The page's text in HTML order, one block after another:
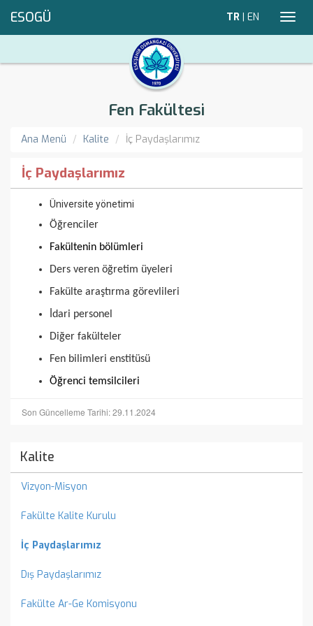
ESOGÜ TR | EN
Fen Fakültesi
Ana Menü Kalite İç Paydaşlarımız
İç Paydaşlarımız
Üniversite yönetimi
Öğrenciler
Fakültenin bölümleri
Ders veren öğretim üyeleri
Fakülte araştırma görevlileri
İdari personel
Diğer fakülteler
Fen bilimleri enstitüsü
Öğrenci temsilcileri
Son Güncelleme Tarihi: 29.11.2024
Kalite
Vizyon-Misyon
Fakülte Kalite Kurulu
İç Paydaşlarımız
Dış Paydaşlarımız
Fakülte Ar-Ge Komisyonu